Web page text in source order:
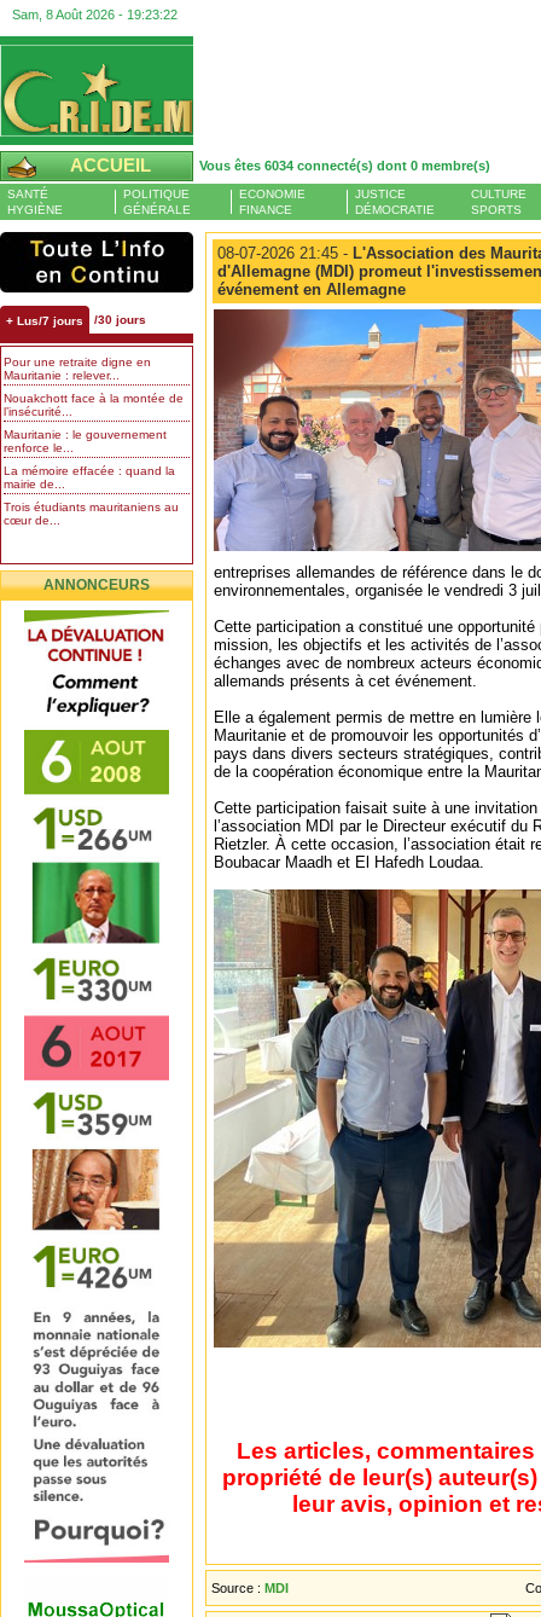
Sam, 8 Août 2026 - 19:23:23
ACCUEIL Vous êtes 6034 connecté(s) dont 0 membre(s)
SANTÉ
HYGIÈNE
POLITIQUE
GÉNÉRALE
ECONOMIE
FINANCE
JUSTICE
DÉMOCRATIE
CULTURE
SPORTS
+ Lus/7 jours /30 jours
Pour une retraite digne en
Mauritanie : relever...
Nouakchott face à la montée de
l’insécurité...
Mauritanie : le gouvernement
renforce le...
La mémoire effacée : quand la
mairie de...
Trois étudiants mauritaniens au
cœur de...
ANNONCEURS
08-07-2026 21:45 - L'Association des
d'Allemagne (MDI) promeut
événement en Allemagne
entreprises allemandes de référence dans le
environnementales, organisée le vendredi 3
Cette participation a constitué une
mission, les objectifs et les activités de
échanges avec de nombreux acteurs
allemands présents à cet événement.
Elle a également permis de mettre en lumière
Mauritanie et de promouvoir les opportunités
pays dans divers secteurs stratégiques,
de la coopération économique entre la
Cette participation faisait suite à une
l’association MDI par le Directeur exécutif du
Rietzler. À cette occasion, l’association était
Boubacar Maadh et El Hafedh Loudaa.
Les articles,
propriété de leur(s)
leur avis, opinion et
Source : MDI